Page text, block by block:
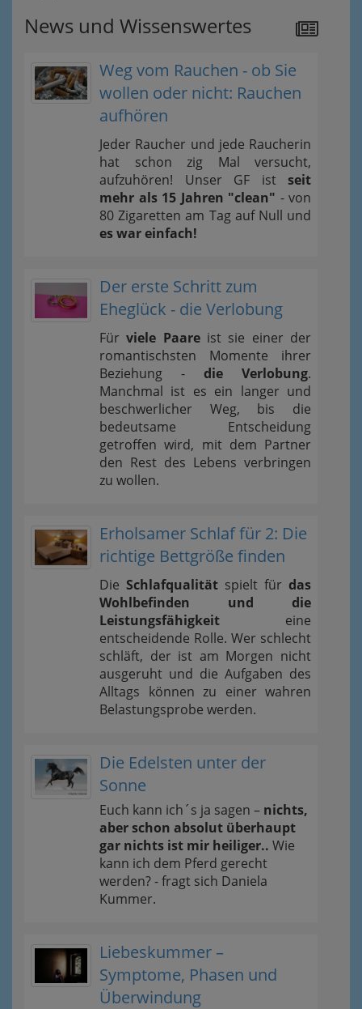
News und Wissenswertes
Weg vom Rauchen - ob Sie
wollen oder nicht: Rauchen
aufhören
Jeder Raucher und jede Raucherin
hat schon zig Mal versucht,
aufzuhören! Unser GF ist seit
mehr als 15 Jahren "clean" - von
80 Zigaretten am Tag auf Null und
es war einfach!
Der erste Schritt zum
Eheglück - die Verlobung
Fürviele Paareist sie einer der
romantischsten Momente ihrer
Beziehung - die Verlobung.
Manchmal ist es ein langer und
beschwerlicher Weg, bis die
bedeutsame Entscheidung
getroffen wird, mit dem Partner
den Rest des Lebens verbringen
zu wollen.
Erholsamer Schlaf für 2: Die
richtige Bettgröße finden
Die Schlafqualität spielt für das
Wohlbefinden und die
Leistungsfähigkeit eine
entscheidende Rolle. Wer schlecht
schläft, der ist am Morgen nicht
ausgeruht und die Aufgaben des
Alltags können zu einer wahren
Belastungsprobe werden.
Die Edelsten unter der
Sonne
Euch kann ich´s ja sagen – nichts,
aber schon absolut überhaupt
gar nichts ist mir heiliger.. Wie
kann ich dem Pferd gerecht
werden? - fragt sich Daniela
Kummer.
Liebeskummer –
Symptome, Phasen und
Überwindung